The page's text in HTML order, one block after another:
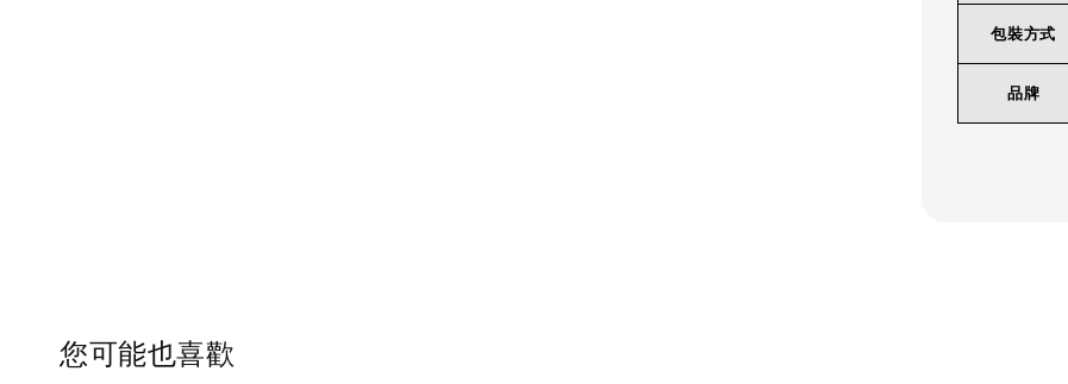
包裝方式
品牌
您可能也喜歡